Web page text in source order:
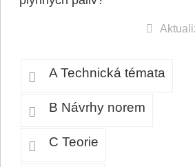
A Technická témata
B Návrhy norem
C Teorie